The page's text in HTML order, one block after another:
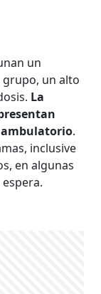
un
grupo, un alto
La
.
inclusive
en algunas